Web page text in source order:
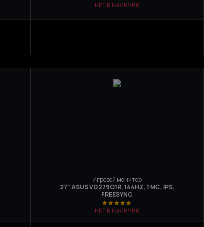
НЕТ В НАЛИЧИИ
Игровой монитор
27" ASUS VG279Q1R, 144HZ, 1 МС, IPS,
FREESYNC
НЕТ В НАЛИЧИИ